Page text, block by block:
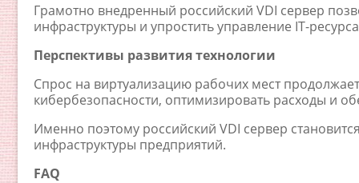
Грамотно внедренный российский VDI сервер
инфраструктуры и упростить управление IT-
Перспективы развития технологии
Спрос на виртуализацию рабочих мест
кибербезопасности, оптимизировать расходы и
Именно поэтому российский VDI сервер
инфраструктуры предприятий.
FAQ